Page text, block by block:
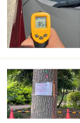
熱烈な支持
三菱自動車
なのに
ないのだろ